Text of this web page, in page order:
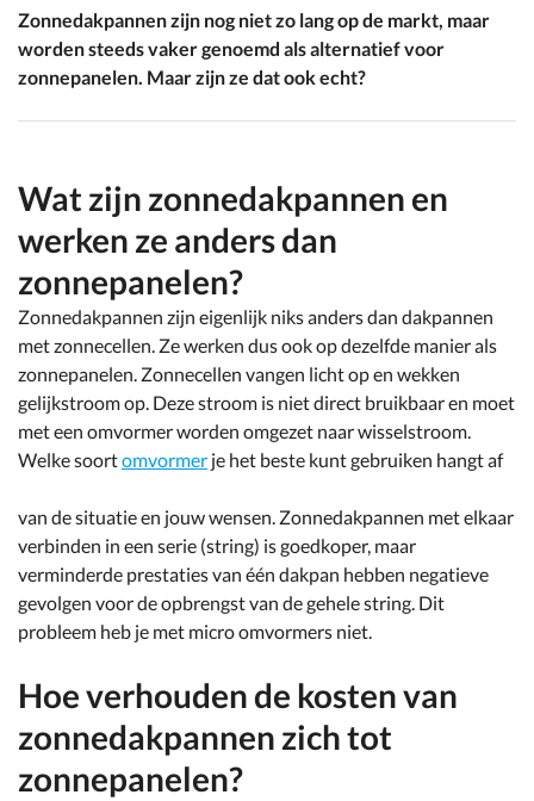
Zonnedakpannen zijn nog niet zo lang op de markt, maar
worden steeds vaker genoemd als alternatief voor
zonnepanelen. Maar zijn ze dat ook echt?
Wat zijn zonnedakpannen en
werken ze anders dan
zonnepanelen?
Zonnedakpannen zijn eigenlijk niks anders dan dakpannen
met zonnecellen. Ze werken dus ook op dezelfde manier als
zonnepanelen. Zonnecellen vangen licht op en wekken
gelijkstroom op. Deze stroom is niet direct bruikbaar en moet
met een omvormer worden omgezet naar wisselstroom.
Welke soortomvormer je het beste kunt gebruiken hangt af
van de situatie en jouw wensen. Zonnedakpannen met elkaar
verbinden in een serie (string) is goedkoper, maar
verminderde prestaties van één dakpan hebben negatieve
gevolgen voor de opbrengst van de gehele string. Dit
probleem heb je met micro omvormers niet.
Hoe verhouden de kosten van
zonnedakpannen zich tot
zonnepanelen?